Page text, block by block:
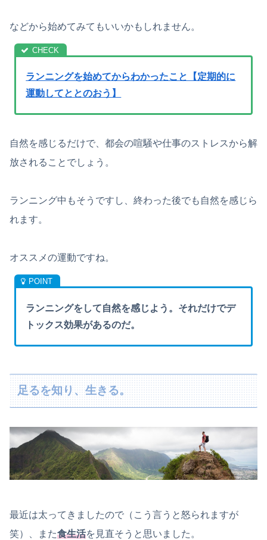
などから始めてみてもいいかもしれません。
ランニングを始めてからわかったこと【定期的に
運動してととのおう】
自然を感じるだけで、都会の喧騒や仕事のストレスから解
放されることでしょう。
ランニング中もそうですし、終わった後でも自然を感じら
れます。
オススメの運動ですね。
ランニングをして自然を感じよう。それだけでデ
トックス効果があるのだ。
足るを知り、生きる。
最近は太ってきましたので（こう言うと怒られますが
笑）、また食生活を見直そうと思いました。